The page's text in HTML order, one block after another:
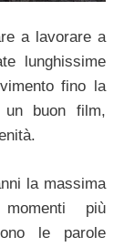
a lavorare a
lunghissime
fino la
un buon film,
la massima
più
le parole